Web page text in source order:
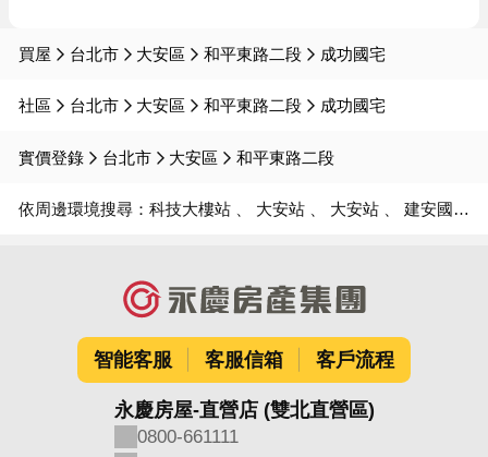
買屋 台北市 大安區 和平東路二段 成功國宅
社區 台北市 大安區 和平東路二段 成功國宅
實價登錄 台北市 大安區 和平東路二段
依周邊環境搜尋： 科技大樓站 大安站 大安站 建安國小
智能客服 客服信箱 客戶流程
永慶房屋-直營店 (雙北直營區)
0800-661111